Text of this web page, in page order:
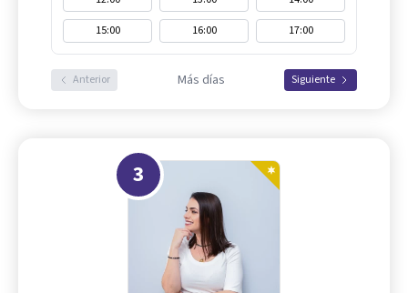
15:00
16:00 17:00
Anterior Más días Siguiente
3